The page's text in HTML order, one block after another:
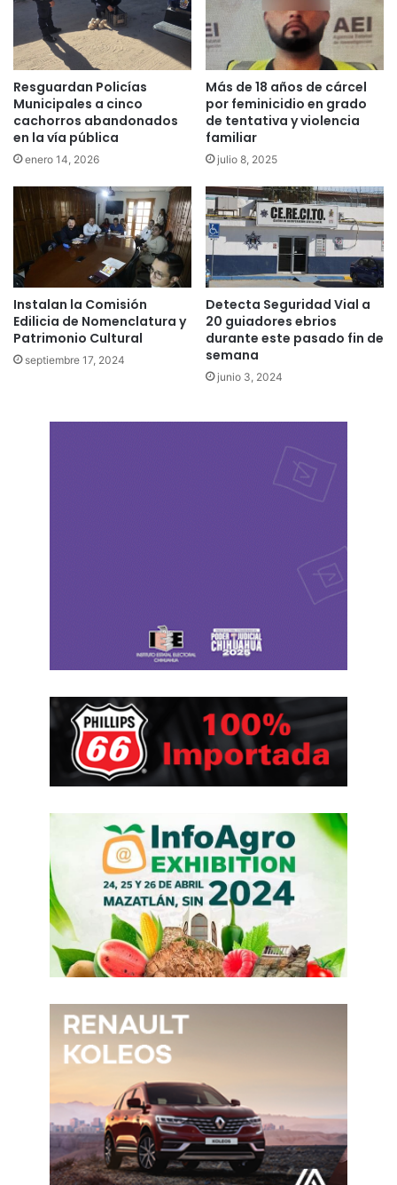
Resguardan Policías
Municipales a cinco
cachorros abandonados
en la vía pública
enero 14, 2026
Más de 18 años de cárcel
por feminicidio en grado
de tentativa y violencia
familiar
julio 8, 2025
Instalan la Comisión
Edilicia de Nomenclatura y
Patrimonio Cultural
septiembre 17, 2024
Detecta Seguridad Vial a
20 guiadores ebrios
durante este pasado fin de
semana
junio 3, 2024